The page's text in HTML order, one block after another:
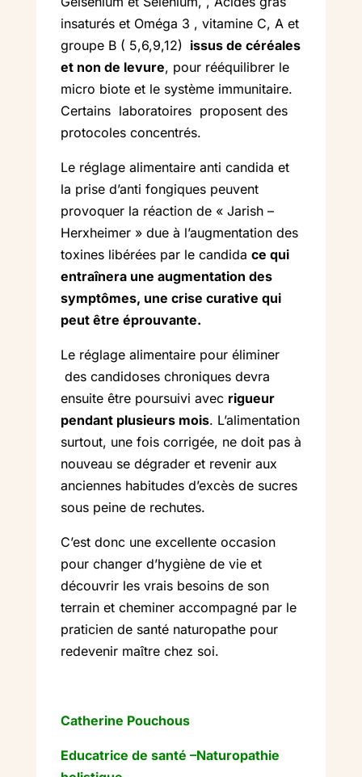
insaturés et Oméga 3 , vitamine C, A et
groupe B ( 5,6,9,12) issus de céréales
et non de levure, pour rééquilibrer le
micro biote et le système immunitaire.
Certains laboratoires proposent des
protocoles concentrés.
Le réglage alimentaire anti candida et
la prise d’anti fongiques peuvent
provoquer la réaction de « Jarish –
Herxheimer » due à l’augmentation des
toxines libérées par le candida ce qui
entraînera une augmentation des
symptômes, une crise curative qui
peut être éprouvante.
Le réglage alimentaire pour éliminer
des candidoses chroniques devra
ensuite être poursuivi avec rigueur
pendant plusieurs mois. L’alimentation
surtout, une fois corrigée, ne doit pas à
nouveau se dégrader et revenir aux
anciennes habitudes d’excès de sucres
sous peine de rechutes.
C’est donc une excellente occasion
pour changer d’hygiène de vie et
découvrir les vrais besoins de son
terrain et cheminer accompagné par le
praticien de santé naturopathe pour
redevenir maître chez soi.
Catherine Pouchous
Educatrice de santé –Naturopathie